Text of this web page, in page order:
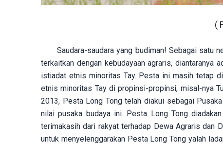
(
Saudara-saudara yang budiman! Sebagai satu
terkaitkan dengan kebudayaan agraris,
istiadat etnis minoritas Tay. Pesta ini masih tetap
etnis minoritas Tay di propinsi-propinsi, misal-nya
2013, Pesta Long Tong telah diakui sebagai
nilai pusaka budaya ini. Pesta Long Tong
terimakasih dari rakyat terhadap Dewa Agraris dan
untuk menyelenggarakan Pesta Long Tong yalah